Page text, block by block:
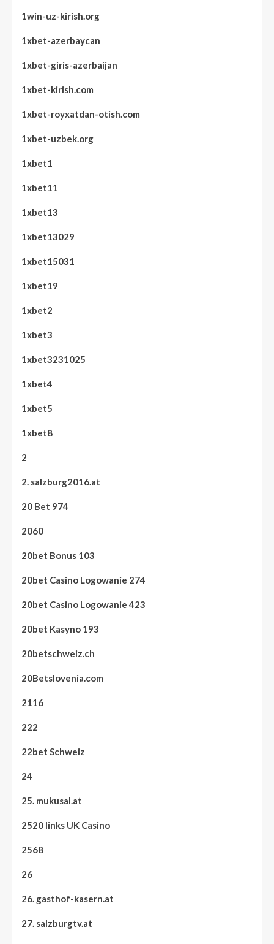
1win-uz-kirish.org
1xbet-azerbaycan
1xbet-giris-azerbaijan
1xbet-kirish.com
1xbet-royxatdan-otish.com
1xbet-uzbek.org
1xbet1
1xbet11
1xbet13
1xbet13029
1xbet15031
1xbet19
1xbet2
1xbet3
1xbet3231025
1xbet4
1xbet5
1xbet8
2
2. salzburg2016.at
20 Bet 974
2060
20bet Bonus 103
20bet Casino Logowanie 274
20bet Casino Logowanie 423
20bet Kasyno 193
20betschweiz.ch
20Betslovenia.com
2116
222
22bet Schweiz
24
25. mukusal.at
2520 links UK Casino
2568
26
26. gasthof-kasern.at
27. salzburgtv.at